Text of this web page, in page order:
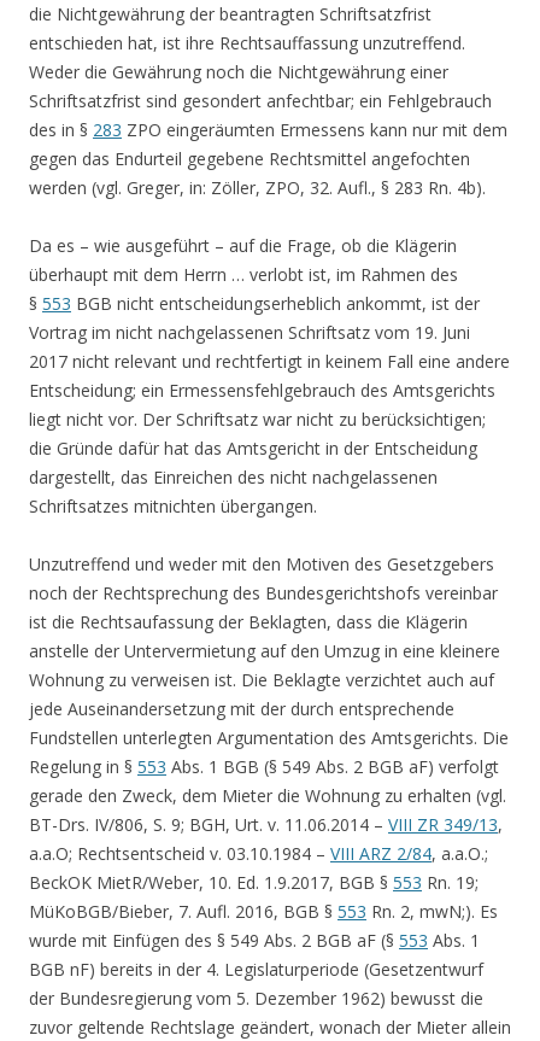
die Nichtgewährung der beantragten Schriftsatzfrist
entschieden hat, ist ihre Rechtsauffassung unzutreffend.
Weder die Gewährung noch die Nichtgewährung einer
Schriftsatzfrist sind gesondert anfechtbar; ein Fehlgebrauch
des in § 283 ZPO eingeräumten Ermessens kann nur mit dem
gegen das Endurteil gegebene Rechtsmittel angefochten
werden (vgl. Greger, in: Zöller, ZPO, 32. Aufl., § 283 Rn. 4b).
Da es – wie ausgeführt – auf die Frage, ob die Klägerin
überhaupt mit dem Herrn … verlobt ist, im Rahmen des
§ 553 BGB nicht entscheidungserheblich ankommt, ist der
Vortrag im nicht nachgelassenen Schriftsatz vom 19. Juni
2017 nicht relevant und rechtfertigt in keinem Fall eine andere
Entscheidung; ein Ermessensfehlgebrauch des Amtsgerichts
liegt nicht vor. Der Schriftsatz war nicht zu berücksichtigen;
die Gründe dafür hat das Amtsgericht in der Entscheidung
dargestellt, das Einreichen des nicht nachgelassenen
Schriftsatzes mitnichten übergangen.
Unzutreffend und weder mit den Motiven des Gesetzgebers
noch der Rechtsprechung des Bundesgerichtshofs vereinbar
ist die Rechtsaufassung der Beklagten, dass die Klägerin
anstelle der Untervermietung auf den Umzug in eine kleinere
Wohnung zu verweisen ist. Die Beklagte verzichtet auch auf
jede Auseinandersetzung mit der durch entsprechende
Fundstellen unterlegten Argumentation des Amtsgerichts. Die
Regelung in § 553 Abs. 1 BGB (§ 549 Abs. 2 BGB aF) verfolgt
gerade den Zweck, dem Mieter die Wohnung zu erhalten (vgl.
BT-Drs. IV/806, S. 9; BGH, Urt. v. 11.06.2014 – VIII ZR 349/13,
a.a.O; Rechtsentscheid v. 03.10.1984 – VIII ARZ 2/84, a.a.O.;
BeckOK MietR/Weber, 10. Ed. 1.9.2017, BGB § 553 Rn. 19;
MüKoBGB/Bieber, 7. Aufl. 2016, BGB § 553 Rn. 2, mwN;). Es
wurde mit Einfügen des § 549 Abs. 2 BGB aF (§ 553 Abs. 1
BGB nF) bereits in der 4. Legislaturperiode (Gesetzentwurf
der Bundesregierung vom 5. Dezember 1962) bewusst die
zuvor geltende Rechtslage geändert, wonach der Mieter allein